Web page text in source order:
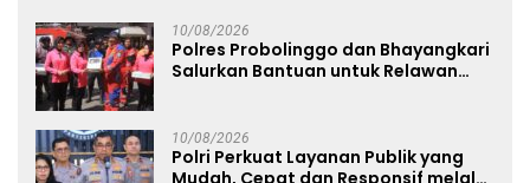
10/08/2026
Polres Probolinggo dan Bhayangkari
Salurkan Bantuan untuk Relawan
10/08/2026
Polri Perkuat Layanan Publik yang
Mudah, Cepat dan Responsif melalui